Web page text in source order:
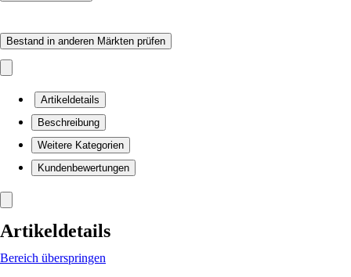
Bestand in anderen Märkten prüfen
Artikeldetails
Beschreibung
Weitere Kategorien
Kundenbewertungen
Artikeldetails
Bereich überspringen